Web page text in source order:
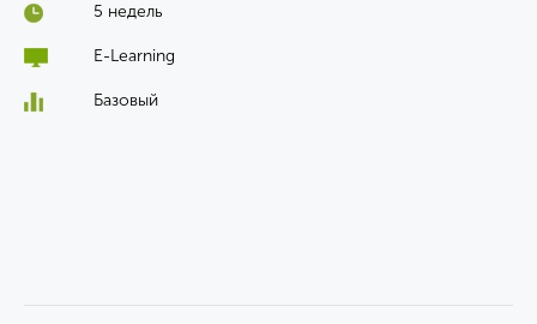
5 недель
E-Learning
Базовый